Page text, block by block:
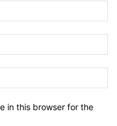
in this browser for the